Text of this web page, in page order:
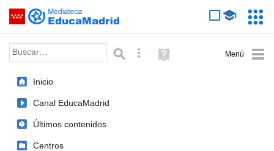
Saltar navegación
Palabra o frase: Búsqueda avanzada
Ayuda
(en
Inicio
Canal EducaMadrid
Últimos contenidos
Centros